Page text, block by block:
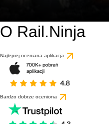
O Rail.Ninja
Najlepiej oceniana aplikacja
Bardzo dobrze oceniona